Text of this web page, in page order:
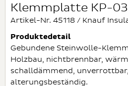
Klemmplatte KP-
Artikel-Nr. 45118 / Knauf
Produktedetail
Gebundene Steinwolle-
Holzbau, nichtbrennbar,
schalldämmend,
alterungsbeständig.